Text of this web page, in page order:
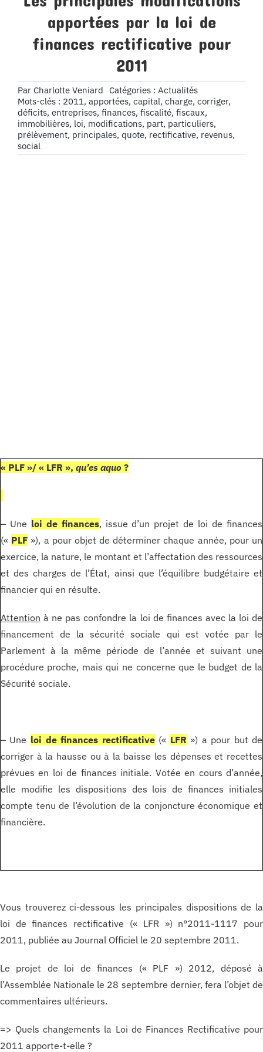
apportées par la loi de
finances rectificative pour
2011
Par Charlotte Veniard Catégories : Actualités
Mots-clés : 2011, apportées, capital, charge, corriger,
déficits, entreprises, finances, fiscalité, fiscaux,
immobilières, loi, modifications, part, particuliers,
prélèvement, principales, quote, rectificative, revenus,
social
« PLF »/ « LFR », qu’es aquo?
– Une loi de finances, issue d’un projet de loi de finances
(« PLF »), a pour objet de déterminer chaque année, pour un
exercice, la nature, le montant et l’affectation des ressources
et des charges de l’État, ainsi que l’équilibre budgétaire et
financier qui en résulte.
Attention à ne pas confondre la loi de finances avec la loi de
financement de la sécurité sociale qui est votée par le
Parlement à la même période de l’année et suivant une
procédure proche, mais qui ne concerne que le budget de la
Sécurité sociale.
– Une loi de finances rectificative(« LFR ») a pour but de
corriger à la hausse ou à la baisse les dépenses et recettes
prévues en loi de finances initiale. Votée en cours d’année,
elle modifie les dispositions des lois de finances initiales
compte tenu de l’évolution de la conjoncture économique et
financière.
Vous trouverez ci-dessous les principales dispositions de la
loi de finances rectificative (« LFR ») n°2011-1117 pour
2011, publiée au Journal Officiel le 20 septembre 2011.
Le projet de loi de finances (« PLF ») 2012, déposé à
l’Assemblée Nationale le 28 septembre dernier, fera l’objet de
commentaires ultérieurs.
=> Quels changements la Loi de Finances Rectificative pour
2011 apporte-t-elle ?